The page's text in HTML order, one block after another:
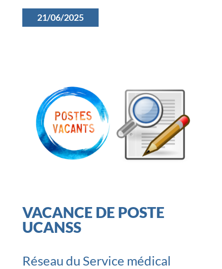
21/06/2025
VACANCE DE POSTE
UCANSS
Réseau du Service médical